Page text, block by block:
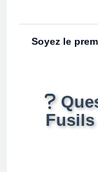
Soyez le
Fusils